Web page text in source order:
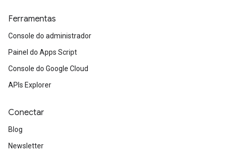
Ferramentas
Console do administrador
Painel do Apps Script
Console do Google Cloud
APIs Explorer
Conectar
Blog
Newsletter